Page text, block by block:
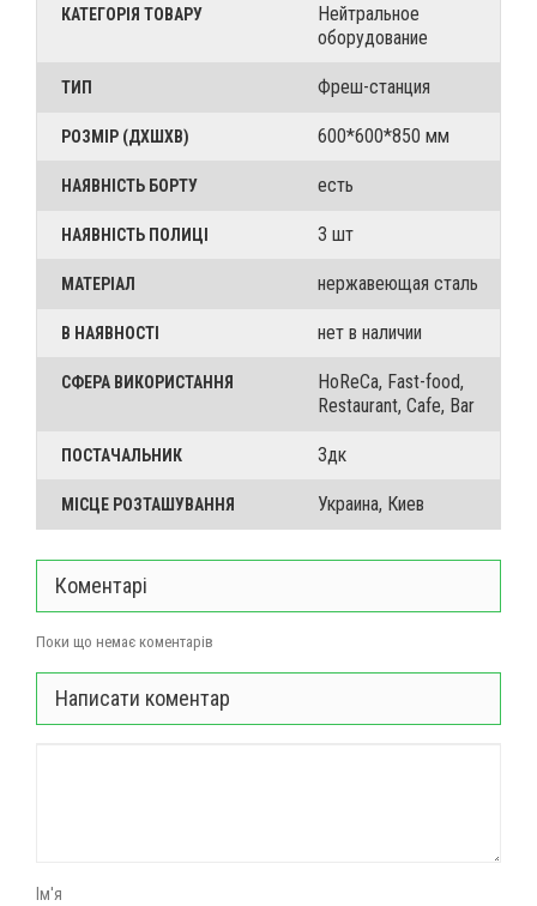
КАТЕГОРІЯ ТОВАРУ
Нейтральное
оборудование
ТИП Фреш-станция
РОЗМІР (ДХШХВ) 600*600*850 мм
НАЯВНІСТЬ БОРТУ есть
НАЯВНІСТЬ ПОЛИЦІ 3 шт
МАТЕРІАЛ нержавеющая сталь
В НАЯВНОСТІ нет в наличии
СФЕРА ВИКОРИСТАННЯ
HoReCa, Fast-food,
Restaurant, Cafe, Bar
ПОСТАЧАЛЬНИК 3дк
МІСЦЕ РОЗТАШУВАННЯ Украина, Киев
Коментарі
Поки що немає коментарів
Написати коментар
Ім'я